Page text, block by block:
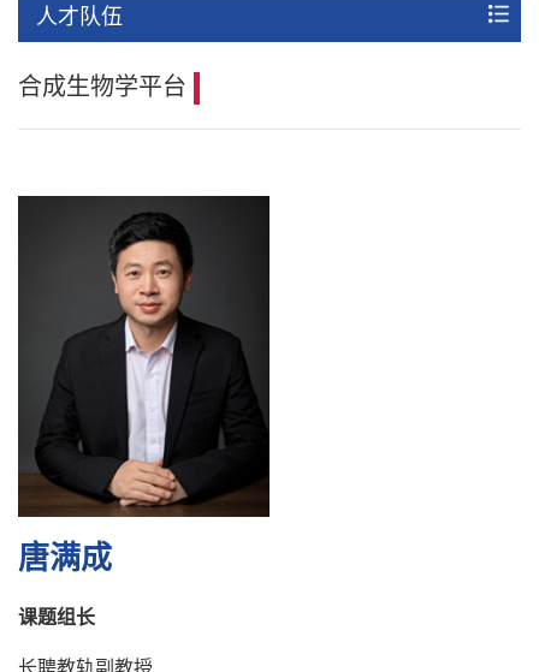
人才队伍
合成生物学平台
唐满成
课题组长